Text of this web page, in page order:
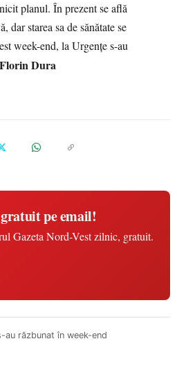
planul. În prezent se află
dar starea sa de sănătate se
week-end, la Urgenţe s-au
Florin Dura
pe email!
Gazeta Nord-Vest zilnic, gratuit.
au răzbunat în week-end